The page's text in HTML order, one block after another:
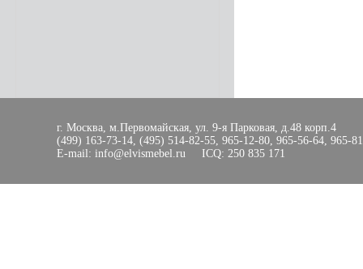
г. Москва, м.Первомайская, ул. 9-я Парковая, д.48 корп.4
(499) 163-73-14, (495) 514-82-55, 965-12-80, 965-56-64, 965-
E-mail: info@elvismebel.ru ICQ: 250 835 171